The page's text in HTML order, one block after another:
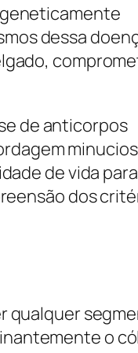
dessa
de anticorpos
de vida para
dos
qualquer
o